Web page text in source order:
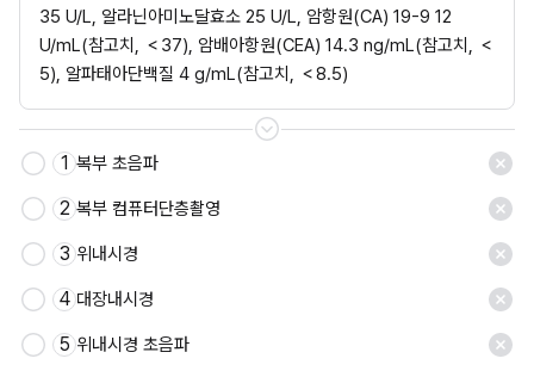
35 U/L, 알라닌아미노달효소 25 U/L, 암항원(CA) 19-9 12
U/mL(참고치, ＜37), 암배아항원(CEA) 14.3 ng/mL(참고치, ＜
5), 알파태아단백질 4 g/mL(참고치, ＜8.5)
저장
1 복부 초음파
2 복부 컴퓨터단층촬영
3 위내시경
4 대장내시경
5 위내시경 초음파